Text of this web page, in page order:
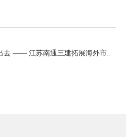
下一篇：开辟新赛道 勇敢走出去 —— 江苏南通三建拓展海外市场调查